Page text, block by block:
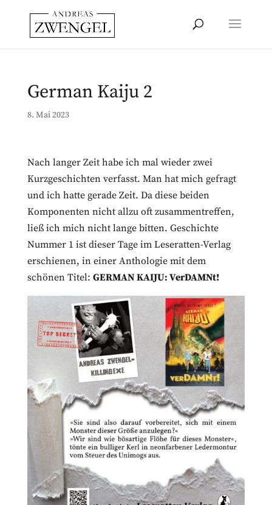
German Kaiju 2
8. Mai 2023
Nach langer Zeit habe ich mal wieder zwei
Kurzgeschichten verfasst. Man hat mich gefragt
und ich hatte gerade Zeit. Da diese beiden
Komponenten nicht allzu oft zusammentreffen,
ließ ich mich nicht lange bitten. Geschichte
Nummer 1 ist dieser Tage im Leseratten-Verlag
erschienen, in einer Anthologie mit dem
schönen Titel: GERMAN KAIJU: VerDAMNt!